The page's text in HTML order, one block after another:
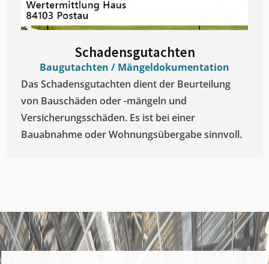
Schadensgutachten
Baugutachten / Mängeldokumentation
Das Schadensgutachten dient der Beurteilung
von Bauschäden oder -mängeln und
Versicherungsschäden. Es ist bei einer
Bauabnahme oder Wohnungsübergabe sinnvoll.